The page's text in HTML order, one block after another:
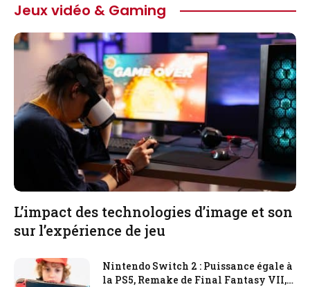
Jeux vidéo & Gaming
L’impact des technologies d’image et son
sur l’expérience de jeu
Nintendo Switch 2 : Puissance égale à
la PS5, Remake de Final Fantasy VII,